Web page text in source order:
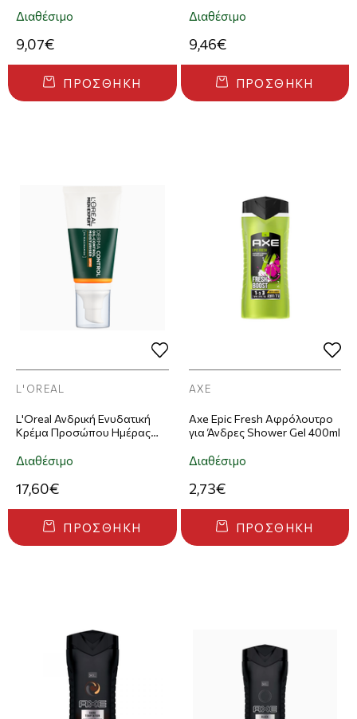
30ml
Διαθέσιμο
9,07€
ΠΡΟΣΘΉΚΗ
Cleanser Skin & Beard 200ml
Διαθέσιμο
9,46€
ΠΡΟΣΘΉΚΗ
L'OREAL
L'Oreal Ανδρική Ενυδατική
Κρέμα Προσώπου Ημέρας
SPF30 40ml
Διαθέσιμο
17,60€
ΠΡΟΣΘΉΚΗ
AXE
Axe Epic Fresh Αφρόλουτρο
για Άνδρες Shower Gel 400ml
Διαθέσιμο
2,73€
ΠΡΟΣΘΉΚΗ